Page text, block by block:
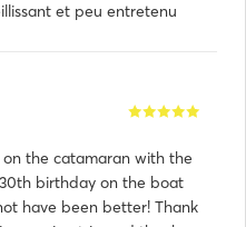
comments. We will be
et peu entretenu
the catamaran with the
birthday on the boat
have been better! Thank